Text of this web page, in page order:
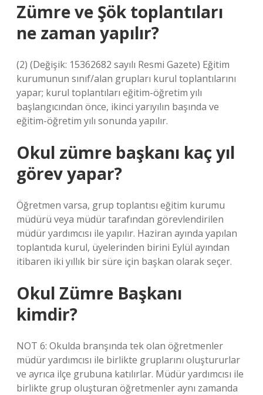
Zümre ve Şök toplantıları
ne zaman yapılır?
(2) (Değişik: 15362682 sayılı Resmi Gazete) Eğitim
kurumunun sınıf/alan grupları kurul toplantılarını
yapar; kurul toplantıları eğitim-öğretim yılı
başlangıcından önce, ikinci yarıyılın başında ve
eğitim-öğretim yılı sonunda yapılır.
Okul zümre başkanı kaç yıl
görev yapar?
Öğretmen varsa, grup toplantısı eğitim kurumu
müdürü veya müdür tarafından görevlendirilen
müdür yardımcısı ile yapılır. Haziran ayında yapılan
toplantıda kurul, üyelerinden birini Eylül ayından
itibaren iki yıllık bir süre için başkan olarak seçer.
Okul Zümre Başkanı
kimdir?
NOT 6: Okulda branşında tek olan öğretmenler
müdür yardımcısı ile birlikte gruplarını oluştururlar
ve ayrıca ilçe grubuna katılırlar. Müdür yardımcısı ile
birlikte grup oluşturan öğretmenler aynı zamanda